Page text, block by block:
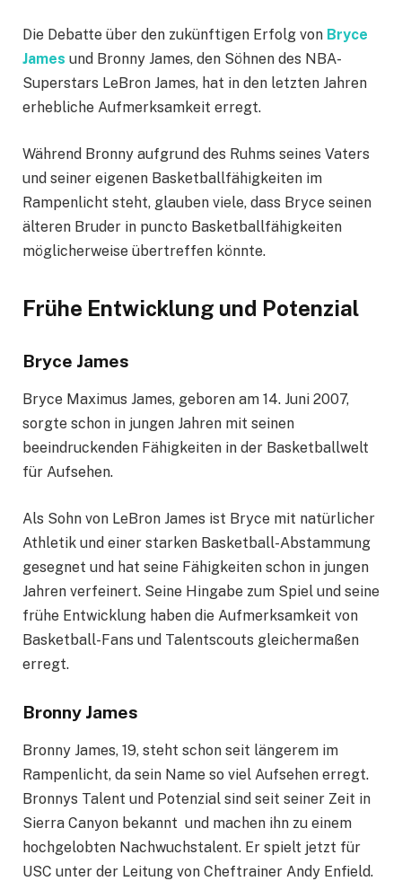
Die Debatte über den zukünftigen Erfolg von Bryce
James und Bronny James, den Söhnen des NBA-
Superstars LeBron James, hat in den letzten Jahren
erhebliche Aufmerksamkeit erregt.
Während Bronny aufgrund des Ruhms seines Vaters
und seiner eigenen Basketballfähigkeiten im
Rampenlicht steht, glauben viele, dass Bryce seinen
älteren Bruder in puncto Basketballfähigkeiten
möglicherweise übertreffen könnte.
Frühe Entwicklung und Potenzial
Bryce James
Bryce Maximus James, geboren am 14. Juni 2007,
sorgte schon in jungen Jahren mit seinen
beeindruckenden Fähigkeiten in der Basketballwelt
für Aufsehen.
Als Sohn von LeBron James ist Bryce mit natürlicher
Athletik und einer starken Basketball-Abstammung
gesegnet und hat seine Fähigkeiten schon in jungen
Jahren verfeinert. Seine Hingabe zum Spiel und seine
frühe Entwicklung haben die Aufmerksamkeit von
Basketball-Fans und Talentscouts gleichermaßen
erregt.
Bronny James
Bronny James, 19, steht schon seit längerem im
Rampenlicht, da sein Name so viel Aufsehen erregt.
Bronnys Talent und Potenzial sind seit seiner Zeit in
Sierra Canyon bekannt und machen ihn zu einem
hochgelobten Nachwuchstalent. Er spielt jetzt für
USC unter der Leitung von Cheftrainer Andy Enfield.